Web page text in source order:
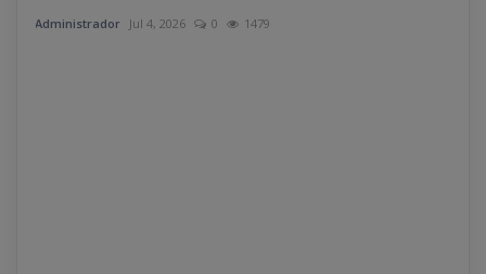
Administrador Jul 4, 2026 0 1479